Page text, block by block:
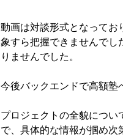
動画は対談形式となってお
象すら把握できませんでし
りませんでした。
今後バックエンドで高額塾
プロジェクトの全貌につ
で、具体的な情報が掴め次